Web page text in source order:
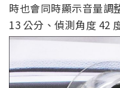
時也會同時顯示音量調
13 公分、偵測角度 42